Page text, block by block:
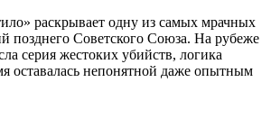
раскрывает одну из самых мрачных
позднего Советского Союза. На рубеже
серия жестоких убийств, логика
оставалась непонятной даже опытным